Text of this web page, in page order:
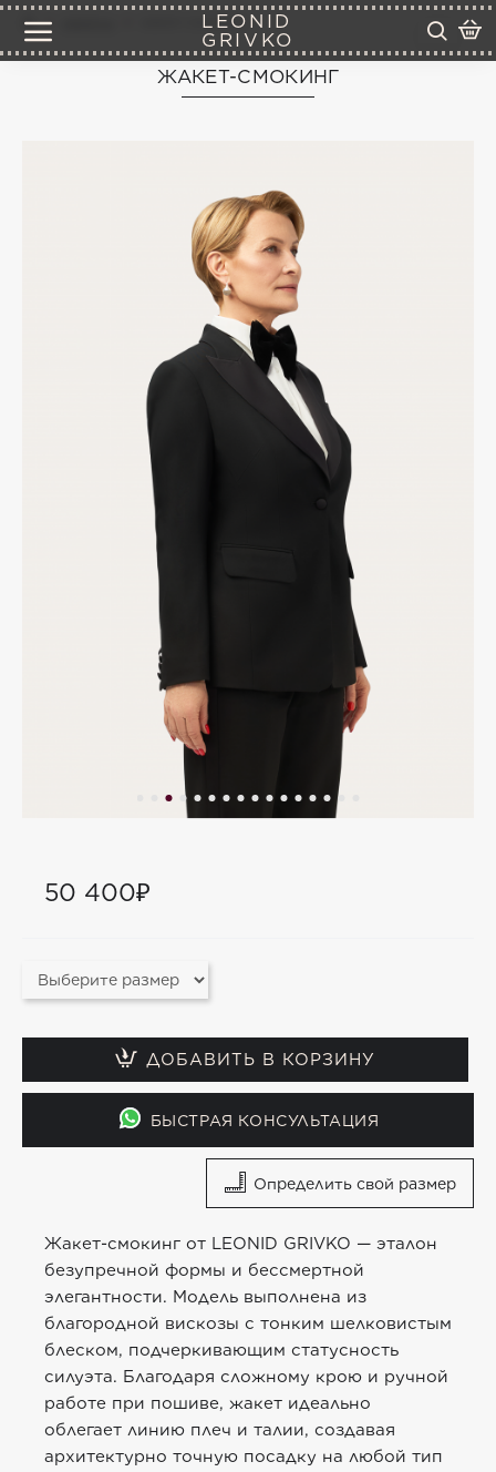
LEONID
GRIVKO
жакет-смокинг
ЖАКЕТ-СМОКИНГ
Определить свой размер
Жакет-смокинг от LEONID GRIVKO — эталон
безупречной формы и бессмертной
элегантности. Модель выполнена из
благородной вискозы с тонким шелковистым
блеском, подчеркивающим статусность
силуэта. Благодаря сложному крою и ручной
работе при пошиве, жакет идеально
облегает линию плеч и талии, создавая
архитектурно точную посадку на любой тип
50 400₽
ДОБАВИТЬ В КОРЗИНУ
БЫСТРАЯ КОНСУЛЬТАЦИЯ